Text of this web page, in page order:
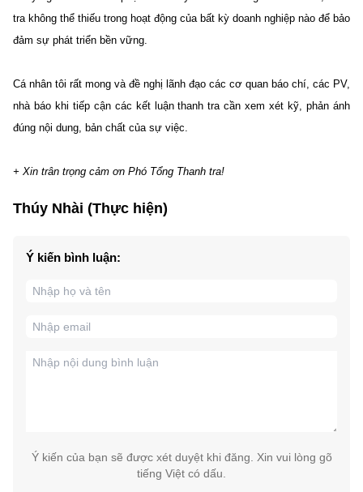
tra không thể thiếu trong hoạt động của bất kỳ doanh nghiệp nào để bảo
đảm sự phát triển bền vững.
Cá nhân tôi rất mong và đề nghị lãnh đạo các cơ quan báo chí, các PV,
nhà báo khi tiếp cận các kết luận thanh tra cần xem xét kỹ, phản ánh
đúng nội dung, bản chất của sự việc.
+ Xin trân trọng cảm ơn Phó Tổng Thanh tra!
Thúy Nhài (Thực hiện)
Ý kiến bình luận:
Ý kiến của bạn sẽ được xét duyệt khi đăng. Xin vui lòng gõ
tiếng Việt có dấu.